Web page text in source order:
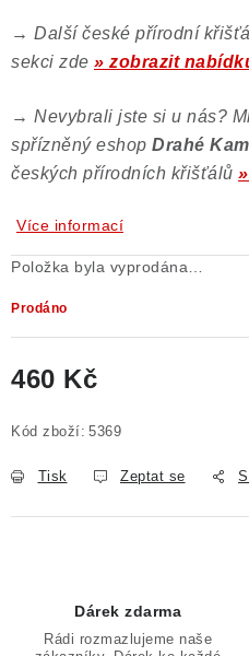
→ Další české přírodní
sekci zde » zobrazit
→ Nevybrali jste si u nás?
spřízněný eshop Drahé
českých přírodních křišťálů
Více informací
Položka byla vyprodána…
Prodáno
460 Kč
Kód zboží: 5369
Tisk Zeptat se
Dárek zdarma
Rádi rozmazlujeme naše